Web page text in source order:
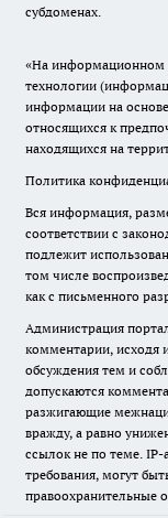
субдоменах.
«На информационном
технологии
информации на
относящихся к
находящихся на
Политика
Вся информация,
соответствии с
подлежит
том числе
как с письменного
Администрация
комментарии, исходя
обсуждения тем и
допускаются
разжигающие
вражду, а равно
ссылок не по теме.
требования, могут
правоохранительные